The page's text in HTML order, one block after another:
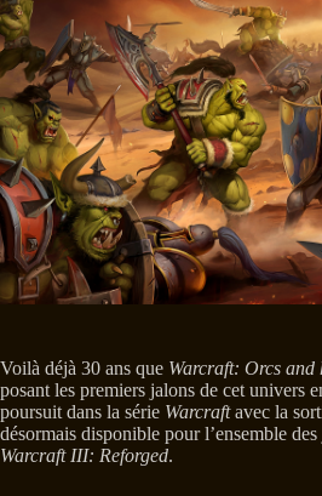
Voilà déjà 30 ans que Warcraft: Orcs and
posant les premiers jalons de cet univers
poursuit dans la série Warcraftavec la
désormais disponible pour l’ensemble
Warcraft III: Reforged.